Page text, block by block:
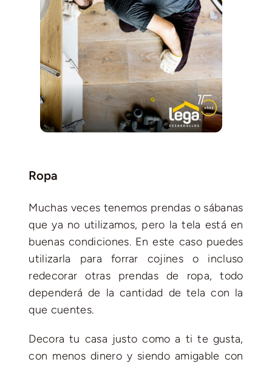
Ropa
Muchas veces tenemos prendas o sábanas
que ya no utilizamos, pero la tela está en
buenas condiciones. En este caso puedes
utilizarla para forrar cojines o incluso
redecorar otras prendas de ropa, todo
dependerá de la cantidad de tela con la
que cuentes.
Decora tu casa justo como a ti te gusta,
con menos dinero y siendo amigable con